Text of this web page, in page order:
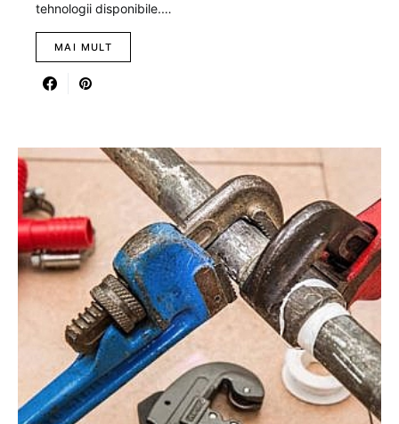
tehnologii disponibile.…
MAI MULT